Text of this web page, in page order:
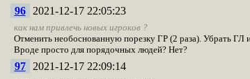
96 2021-12-17 22:05:23
как нам привлечь новых игроков ?
Отменить необоснованную порезку ГР (2 раза). Убрать
Вроде просто для порядочных людей? Нет?
97 2021-12-17 22:09:14